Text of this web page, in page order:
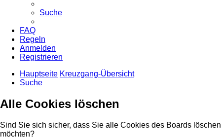
Suche
FAQ
Regeln
Anmelden
Registrieren
Hauptseite Kreuzgang-Übersicht
Suche
Alle Cookies löschen
Sind Sie sich sicher, dass Sie alle Cookies des Boards löschen
möchten?